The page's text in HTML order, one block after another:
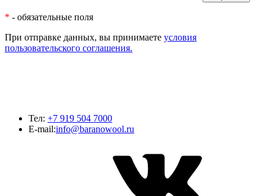
* - обязательные поля
При отправке данных, вы принимаете условия
пользовательского соглашения.
Тел: +7 919 504 7000
E-mail:info@baranowool.ru